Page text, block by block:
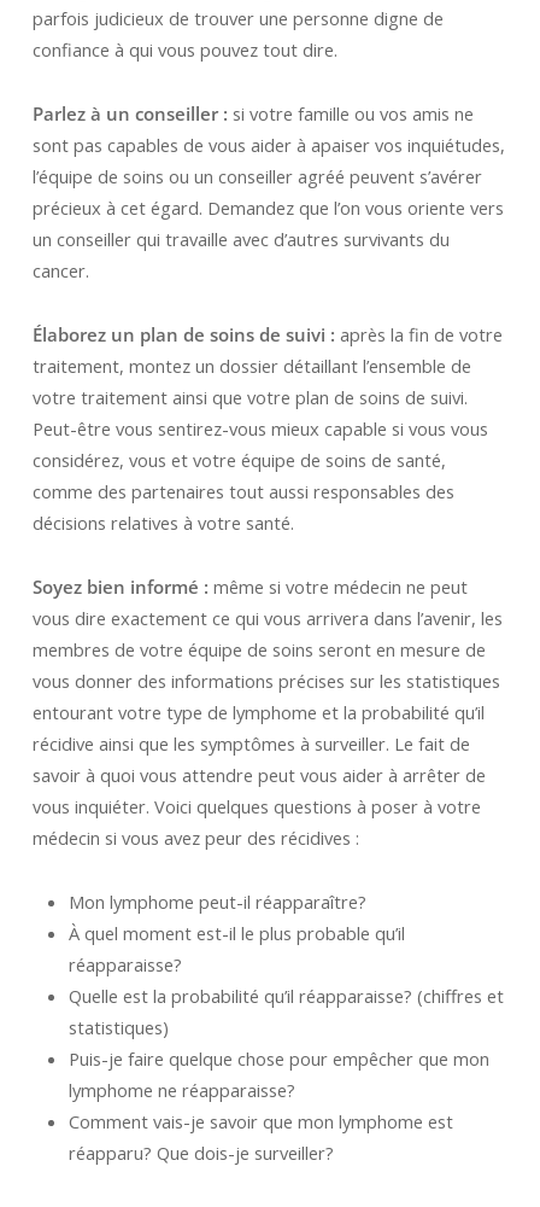
parfois judicieux de trouver une personne digne de
confiance à qui vous pouvez tout dire.
Parlez à un conseiller : si votre famille ou vos amis ne
sont pas capables de vous aider à apaiser vos inquiétudes,
l’équipe de soins ou un conseiller agréé peuvent s’avérer
précieux à cet égard. Demandez que l’on vous oriente vers
un conseiller qui travaille avec d’autres survivants du
cancer.
Élaborez un plan de soins de suivi : après la fin de votre
traitement, montez un dossier détaillant l’ensemble de
votre traitement ainsi que votre plan de soins de suivi.
Peut-être vous sentirez-vous mieux capable si vous vous
considérez, vous et votre équipe de soins de santé,
comme des partenaires tout aussi responsables des
décisions relatives à votre santé.
Soyez bien informé : même si votre médecin ne peut
vous dire exactement ce qui vous arrivera dans l’avenir, les
membres de votre équipe de soins seront en mesure de
vous donner des informations précises sur les statistiques
entourant votre type de lymphome et la probabilité qu’il
récidive ainsi que les symptômes à surveiller. Le fait de
savoir à quoi vous attendre peut vous aider à arrêter de
vous inquiéter. Voici quelques questions à poser à votre
médecin si vous avez peur des récidives :
Mon lymphome peut-il réapparaître?
À quel moment est-il le plus probable qu’il
réapparaisse?
Quelle est la probabilité qu’il réapparaisse? (chiffres et
statistiques)
Puis-je faire quelque chose pour empêcher que mon
lymphome ne réapparaisse?
Comment vais-je savoir que mon lymphome est
réapparu? Que dois-je surveiller?